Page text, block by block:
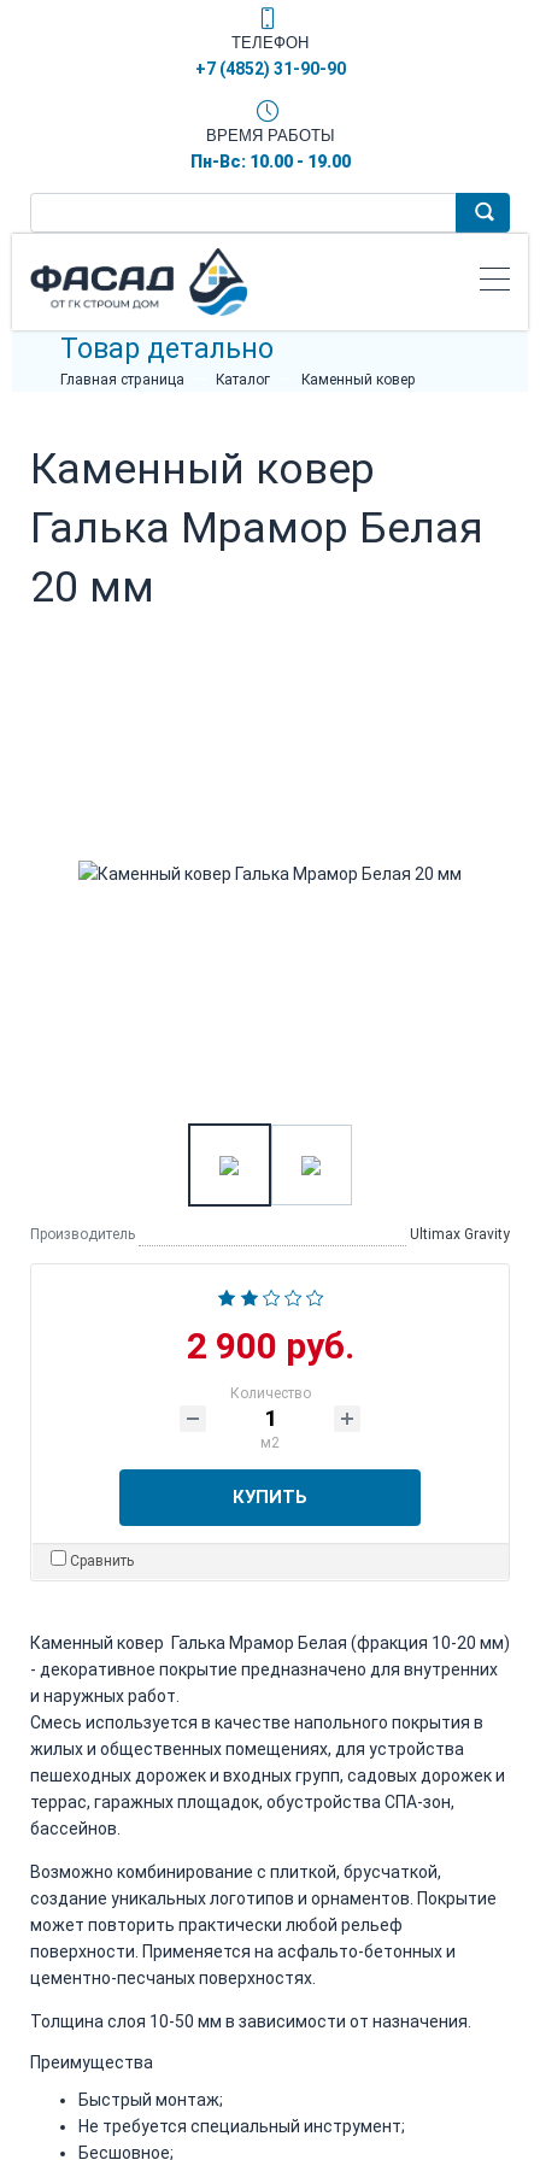
ТЕЛЕФОН
+7 (4852) 31-90-90
ВРЕМЯ РАБОТЫ
Пн-Вс: 10.00 - 19.00
Товар детально
Главная страница Каталог Каменный ковер
Каменный ковер
Галька Мрамор Белая
20 мм
Производитель Ultimax Gravity
2 900 руб.
Количество
м2
КУПИТЬ
Сравнить
Каменный ковер Галька Мрамор Белая (фракция 10-20 мм)
- декоративное покрытие предназначено для внутренних
и наружных работ.
Смесь используется в качестве напольного покрытия в
жилых и общественных помещениях, для устройства
пешеходных дорожек и входных групп, садовых дорожек и
террас, гаражных площадок, обустройства СПА-зон,
бассейнов.
Возможно комбинирование с плиткой, брусчаткой,
создание уникальных логотипов и орнаментов. Покрытие
может повторить практически любой рельеф
поверхности. Применяется на асфальто-бетонных и
цементно-песчаных поверхностях.
Толщина слоя 10-50 мм в зависимости от назначения.
Преимущества
Быстрый монтаж;
Не требуется специальный инструмент;
Бесшовное;